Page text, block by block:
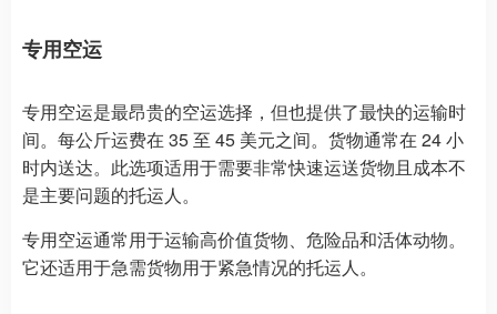
专用空运
专用空运是最昂贵的空运选择，但也提供了最快的运输时
间。每公斤运费在 35 至 45 美元之间。货物通常在 24 小
时内送达。此选项适用于需要非常快速运送货物且成本不
是主要问题的托运人。
专用空运通常用于运输高价值货物、危险品和活体动物。
它还适用于急需货物用于紧急情况的托运人。